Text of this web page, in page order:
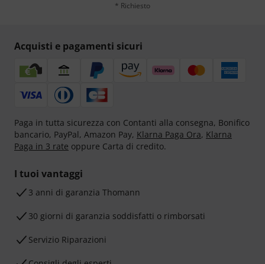
* Richiesto
Acquisti e pagamenti sicuri
Paga in tutta sicurezza con Contanti alla consegna, Bonifico
bancario, PayPal, Amazon Pay, Klarna Paga Ora, Klarna
Paga in 3 rate oppure Carta di credito.
I tuoi vantaggi
3 anni di garanzia Thomann
30 giorni di garanzia soddisfatti o rimborsati
Servizio Riparazioni